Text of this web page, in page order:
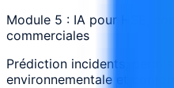
Module 5 : IA pour HSE,
commerciales
Prédiction incidents,
environnementale et